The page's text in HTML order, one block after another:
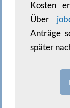
Kosten
Über
Anträge
später